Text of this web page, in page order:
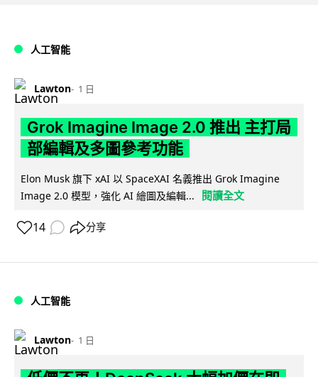
人工智能
Lawton 1 日
Grok Imagine Image 2.0 推出 主打局
部編輯及多圖參考功能
Elon Musk 旗下 xAI 以 SpaceXAI 名義推出 Grok Imagine
Image 2.0 模型，強化 AI 繪圖及編輯...
閱讀全文
14 分享
人工智能
Lawton 1 日